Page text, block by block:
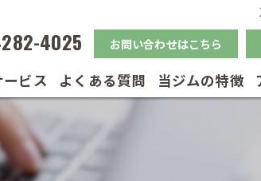
4025 お問い合わせはこちら
ービス よくある質問 当ジムの特徴